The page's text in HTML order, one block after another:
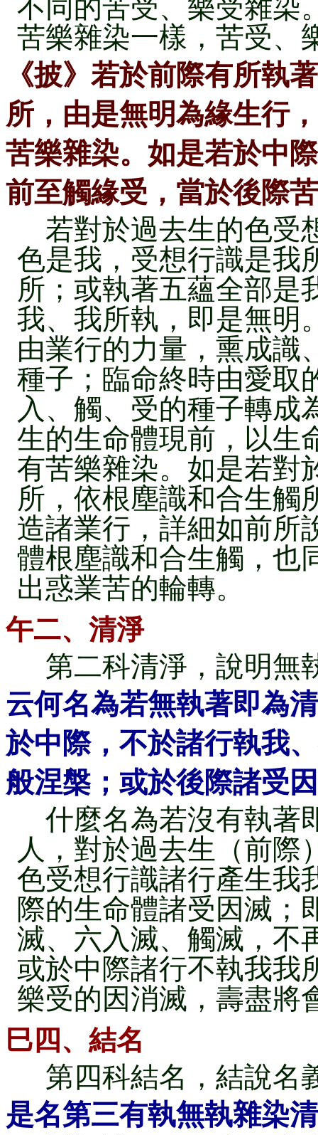
不同的苦受、樂受雜染
苦樂雜染一樣，苦受、
《披》若於前際有所執
所，由是無明為緣生行
苦樂雜染。如是若於中
前至觸緣受，當於後際
若對於過去生的色受
色是我，受想行識是我
所；或執著五蘊全部是
我、我所執，即是無明
由業行的力量，熏成識
種子；臨命終時由愛取
入、觸、受的種子轉成
生的生命體現前，以生
有苦樂雜染。如是若對
所，依根塵識和合生觸
造諸業行，詳細如前所
體根塵識和合生觸，也
出惑業苦的輪轉。
午二、清淨
第二科清淨，說明無
云何名為若無執著即為
於中際，不於諸行執我
般涅槃；或於後際諸受
什麼名為若沒有執著
人，對於過去生（前際
色受想行識諸行產生我
際的生命體諸受因滅；
滅、六入滅、觸滅，不
或於中際諸行不執我我
樂受的因消滅，壽盡將
巳四、結名
第四科結名，結說名
是名第三有執無執雜染